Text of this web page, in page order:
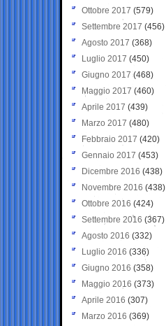
Ottobre 2017 (579)
Settembre 2017 (456)
Agosto 2017 (368)
Luglio 2017 (450)
Giugno 2017 (468)
Maggio 2017 (460)
Aprile 2017 (439)
Marzo 2017 (480)
Febbraio 2017 (420)
Gennaio 2017 (453)
Dicembre 2016 (438)
Novembre 2016 (438)
Ottobre 2016 (424)
Settembre 2016 (367)
Agosto 2016 (332)
Luglio 2016 (336)
Giugno 2016 (358)
Maggio 2016 (373)
Aprile 2016 (307)
Marzo 2016 (369)